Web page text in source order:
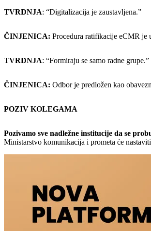
TVRDNJA: “Digitalizacija je zaustavljena.”
ČINJENICA: Procedura ratifikacije eCMR je
TVRDNJA: “Formiraju se samo radne grupe.”
ČINJENICA: Odbor je predložen kao
POZIV KOLEGAMA
Pozivamo sve nadležne institucije da se
Ministarstvo komunikacija i prometa će